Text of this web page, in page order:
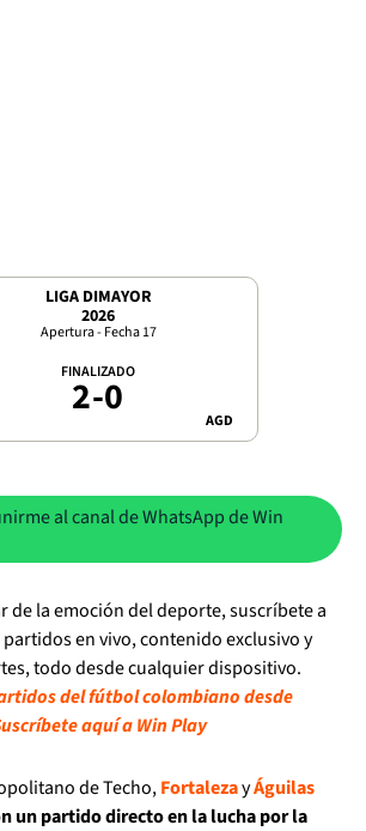
LIGA DIMAYOR
2026
Apertura - Fecha 17
FINALIZADO
2-0 AGD
al canal de WhatsApp de Win
de la emoción del deporte, suscríbete a
partidos en vivo, contenido exclusivo y
todo desde cualquier dispositivo.
del fútbol colombiano desde
aquí a Win Play
de Techo,FortalezayÁguilas
un partido directo en la lucha por la